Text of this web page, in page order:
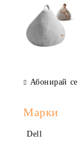
Абонирай се
Марки
Dell